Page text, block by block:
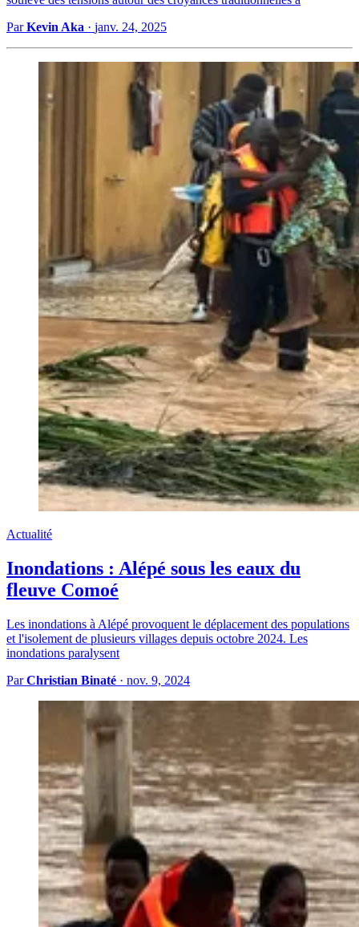
ParKevin Aka · janv. 24, 2025
Actualité
Inondations : Alépé sous les eaux du
fleuve Comoé
Les inondations à Alépé provoquent le déplacement des populations
et l'isolement de plusieurs villages depuis octobre 2024. Les
inondations paralysent
ParChristian Binaté · nov. 9, 2024